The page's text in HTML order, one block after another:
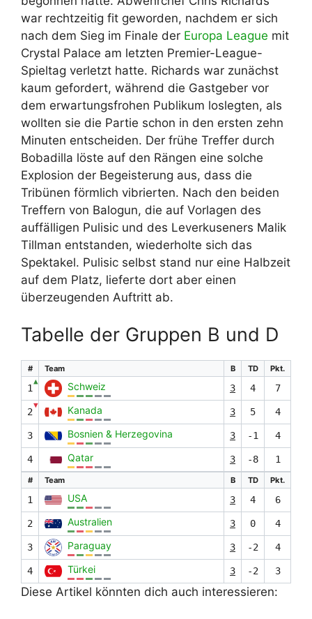
war rechtzeitig fit geworden, nachdem er sich
nach dem Sieg im Finale der Europa League mit
Crystal Palace am letzten Premier-League-
Spieltag verletzt hatte. Richards war zunächst
kaum gefordert, während die Gastgeber vor
dem erwartungsfrohen Publikum loslegten, als
wollten sie die Partie schon in den ersten zehn
Minuten entscheiden. Der frühe Treffer durch
Bobadilla löste auf den Rängen eine solche
Explosion der Begeisterung aus, dass die
Tribünen förmlich vibrierten. Nach den beiden
Treffern von Balogun, die auf Vorlagen des
auffälligen Pulisic und des Leverkuseners Malik
Tillman entstanden, wiederholte sich das
Spektakel. Pulisic selbst stand nur eine Halbzeit
auf dem Platz, lieferte dort aber einen
überzeugenden Auftritt ab.
Tabelle der Gruppen B und D
# Team B TD Pkt.
1
▲ Schweiz 3 4 7
2
▼ Kanada 3 5 4
3 Bosnien & Herzegovina 3 -1 4
4 Qatar 3 -8 1
# Team B TD Pkt.
1 USA 3 4 6
2 Australien 3 0 4
3 Paraguay 3 -2 4
4 Türkei 3 -2 3
Diese Artikel könnten dich auch interessieren: